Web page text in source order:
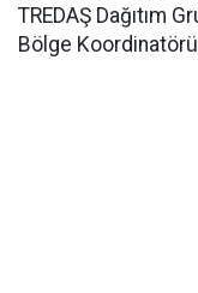
TREDAŞ Dağıtım
Bölge